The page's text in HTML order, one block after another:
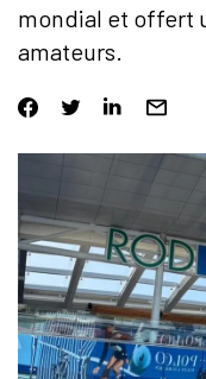
mondial et offert
amateurs.